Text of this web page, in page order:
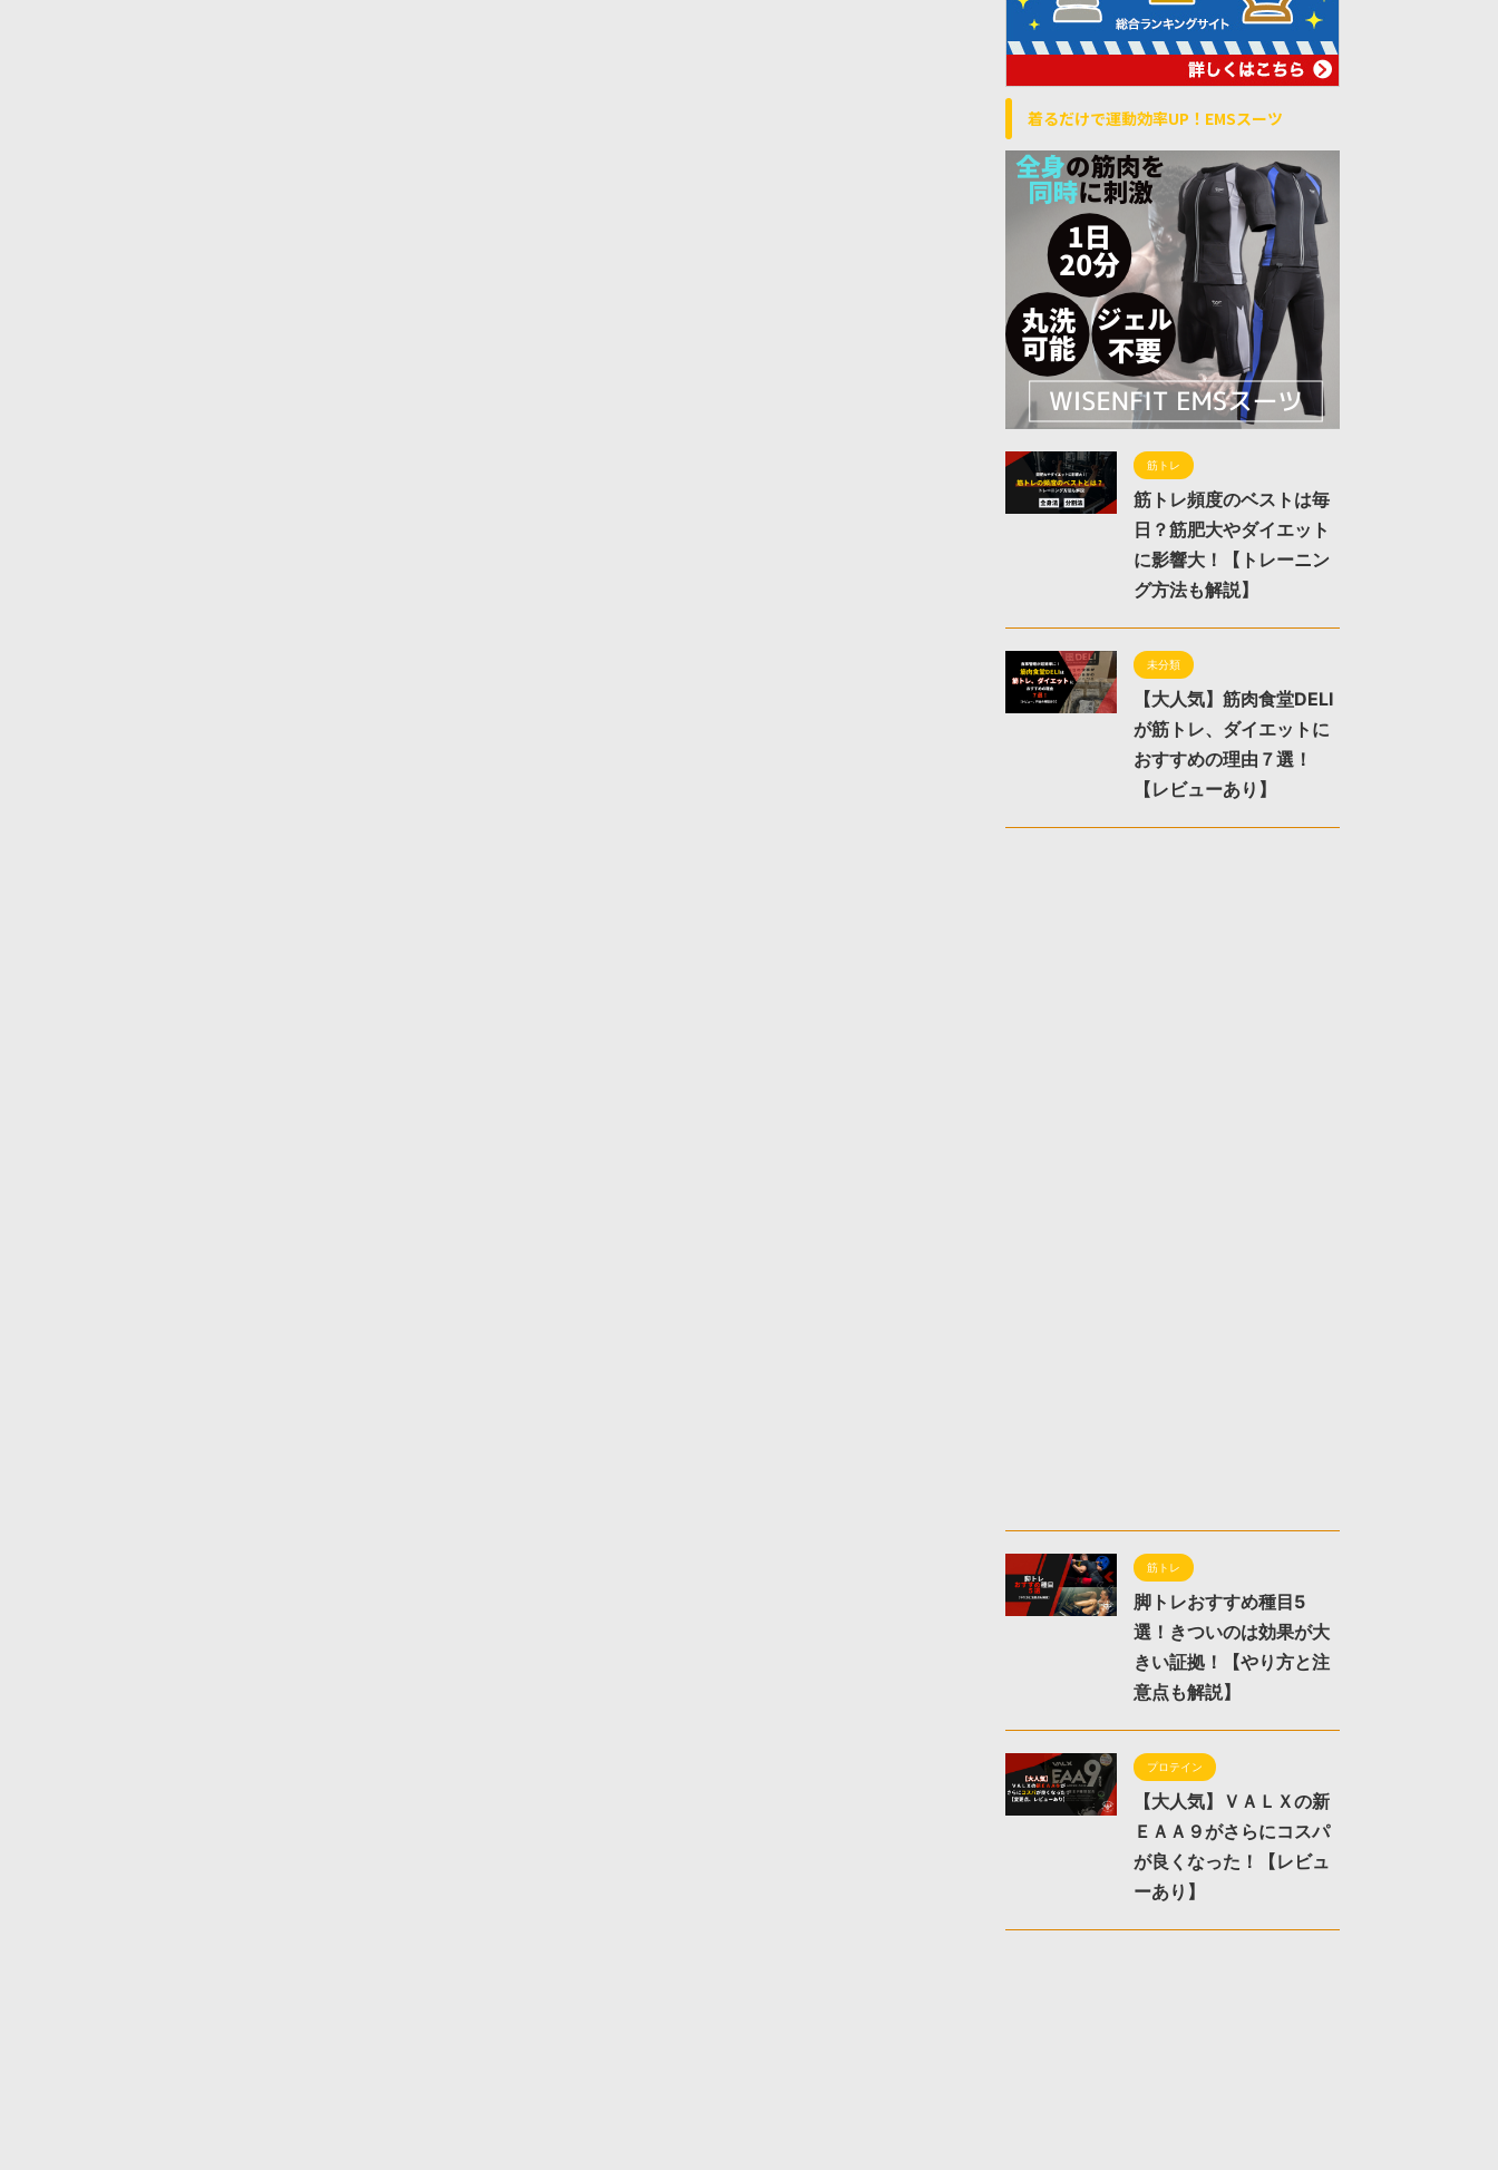
着るだけで運動効率UP！EMSスーツ
筋トレ
筋トレ頻度のベストは毎
日？筋肥大やダイエット
に影響大！【トレーニン
グ方法も解説】
未分類
【大人気】筋肉食堂DELI
が筋トレ、ダイエットに
おすすめの理由７選！
【レビューあり】
筋トレ
脚トレおすすめ種目5
選！きついのは効果が大
きい証拠！【やり方と注
意点も解説】
プロテイン
【大人気】ＶＡＬＸの新
ＥＡＡ９がさらにコスパ
が良くなった！【レビュ
ーあり】